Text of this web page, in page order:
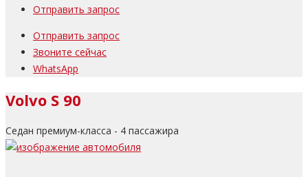
Отправить запрос
Отправить запрос
Звоните сейчас
WhatsApp
Volvo S 90
Седан премиум-класса - 4 пассажира